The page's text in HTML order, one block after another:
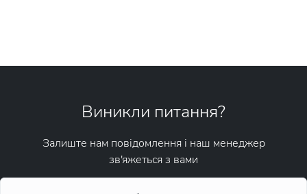
Виникли питання?
Залиште нам повідомлення і наш менеджер
зв'яжеться з вами